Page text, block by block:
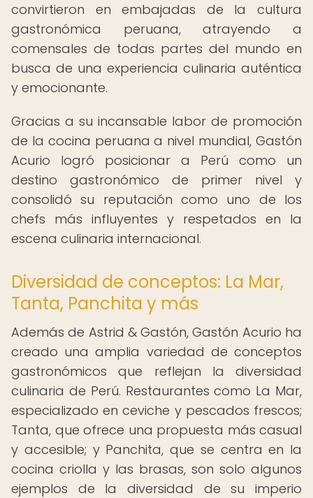
convirtieron en embajadas de la cultura
gastronómica peruana, atrayendo a
comensales de todas partes del mundo en
busca de una experiencia culinaria auténtica
y emocionante.
Gracias a su incansable labor de promoción
de la cocina peruana a nivel mundial, Gastón
Acurio logró posicionar a Perú como un
destino gastronómico de primer nivel y
consolidó su reputación como uno de los
chefs más influyentes y respetados en la
escena culinaria internacional.
Diversidad de conceptos: La Mar,
Tanta, Panchita y más
Además de Astrid & Gastón, Gastón Acurio ha
creado una amplia variedad de conceptos
gastronómicos que reflejan la diversidad
culinaria de Perú. Restaurantes como La Mar,
especializado en ceviche y pescados frescos;
Tanta, que ofrece una propuesta más casual
y accesible; y Panchita, que se centra en la
cocina criolla y las brasas, son solo algunos
ejemplos de la diversidad de su imperio